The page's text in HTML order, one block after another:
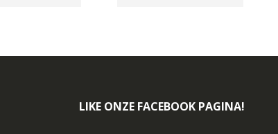
LIKE ONZE FACEBOOK PAGINA!